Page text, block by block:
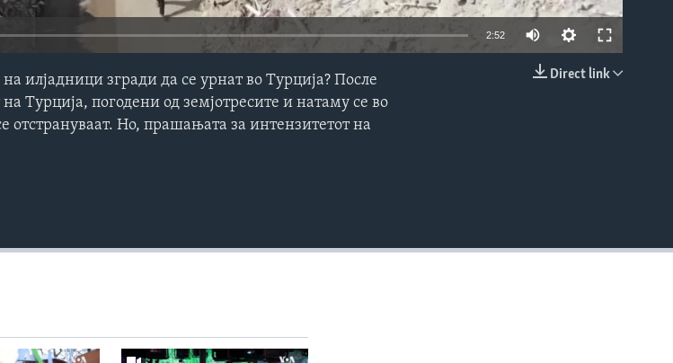
2:52
Direct link
илјадници згради да се урнат во Турција? После
Турција, погодени од земјотресите и натаму се во
Но, прашањата за интензитетот на